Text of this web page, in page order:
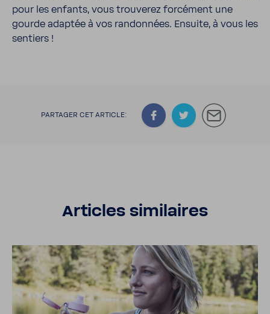
pour les enfants, vous trou­verez forcé­ment une
gourde adaptée à vos randon­nées. Ensuite, à vous les
sentiers !
PARTAGER CET ARTICLE:
Articles simi­laires